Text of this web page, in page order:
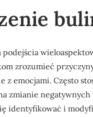
zrozumieć
emocjami. Często
zmianie
identyfikować i